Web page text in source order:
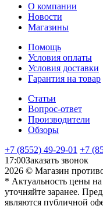
О компании
Новости
Магазины
Помощь
Условия оплаты
Условия доставки
Гарантия на товар
Статьи
Вопрос-ответ
Производители
Обзоры
+7 (8552) 49-29-01 +7
17:00Заказать звонок
2026 © Магазин
* Актуальность цены на
уточняйте заранее.
являются публичной